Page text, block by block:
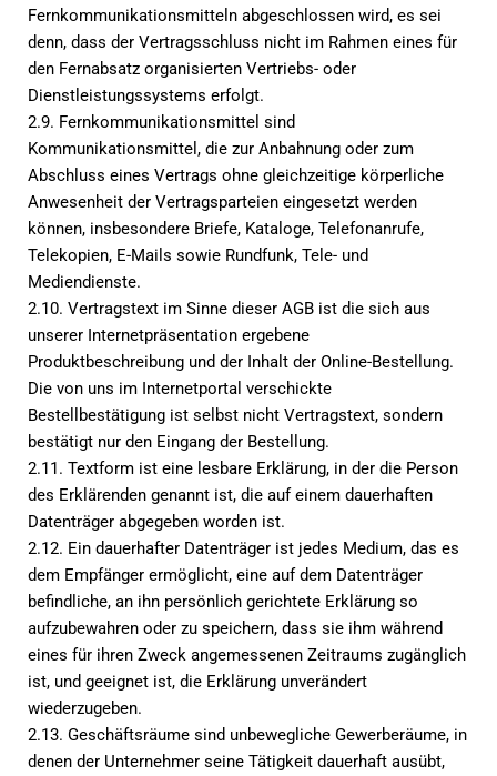
Fernkommunikationsmitteln abgeschlossen wird, es sei
denn, dass der Vertragsschluss nicht im Rahmen eines für
den Fernabsatz organisierten Vertriebs- oder
Dienstleistungssystems erfolgt.
2.9. Fernkommunikationsmittel sind
Kommunikationsmittel, die zur Anbahnung oder zum
Abschluss eines Vertrags ohne gleichzeitige körperliche
Anwesenheit der Vertragsparteien eingesetzt werden
können, insbesondere Briefe, Kataloge, Telefonanrufe,
Telekopien, E-Mails sowie Rundfunk, Tele- und
Mediendienste.
2.10. Vertragstext im Sinne dieser AGB ist die sich aus
unserer Internetpräsentation ergebene
Produktbeschreibung und der Inhalt der Online-Bestellung.
Die von uns im Internetportal verschickte
Bestellbestätigung ist selbst nicht Vertragstext, sondern
bestätigt nur den Eingang der Bestellung.
2.11. Textform ist eine lesbare Erklärung, in der die Person
des Erklärenden genannt ist, die auf einem dauerhaften
Datenträger abgegeben worden ist.
2.12. Ein dauerhafter Datenträger ist jedes Medium, das es
dem Empfänger ermöglicht, eine auf dem Datenträger
befindliche, an ihn persönlich gerichtete Erklärung so
aufzubewahren oder zu speichern, dass sie ihm während
eines für ihren Zweck angemessenen Zeitraums zugänglich
ist, und geeignet ist, die Erklärung unverändert
wiederzugeben.
2.13. Geschäftsräume sind unbewegliche Gewerberäume, in
denen der Unternehmer seine Tätigkeit dauerhaft ausübt,